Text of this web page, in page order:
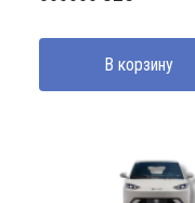
составляла
450000 UZS.
305000 UZS.
В корзину